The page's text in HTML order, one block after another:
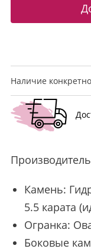
Наличие
Камень:
5.5 карата
Огранка:
Боковые